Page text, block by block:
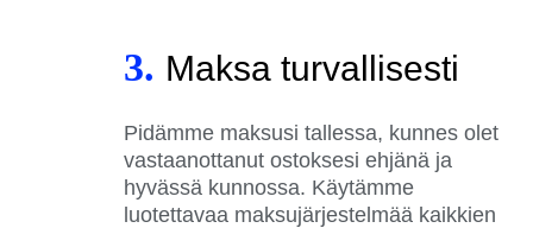
3. Maksa turvallisesti
Pidämme maksusi tallessa, kunnes olet
vastaanottanut ostoksesi ehjänä ja
hyvässä kunnossa. Käytämme
luotettavaa maksujärjestelmää kaikkien